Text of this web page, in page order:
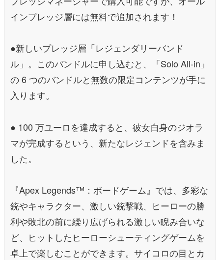
インプレッジ層には無料で追加されます！
●新しいプレッジ層「レジェンダリーバンド
ル」。このバンドルに申し込むと、「Solo All-in」
の 6 つのバンドルと無数の限定コンテンツが手に
入ります。
● 100 万ユーロを達成すると、彼女自身のジオラ
マが完成するという、新たなレジェンドを含みま
した。
『Apex Legends™：ボードゲーム』では、多彩な
銃やキャラクター、激しい銃撃戦、ヒーローの勝
利や敗北の前に繰り広げられる激しい睨み合いな
ど、ヒットしたヒーローシューティングゲームを
卓上で楽しむことができます。サイコロの目とカ